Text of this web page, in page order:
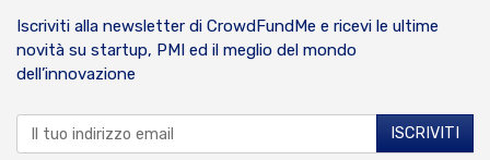
Iscriviti alla newsletter di CrowdFundMe e ricevi le ultime
novità su startup, PMI ed il meglio del mondo
dell’innovazione